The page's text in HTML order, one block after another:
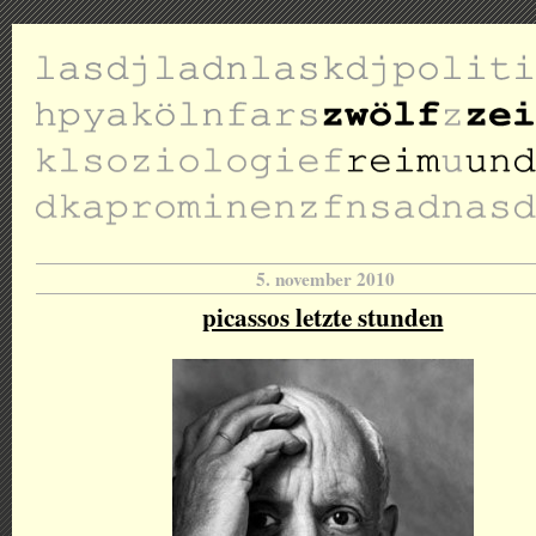
5. november 2010
picassos letzte stunden